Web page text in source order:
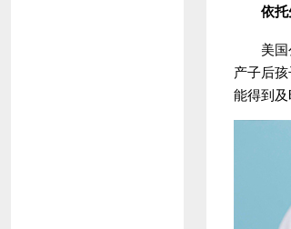
依
美国公
产子后
能得到